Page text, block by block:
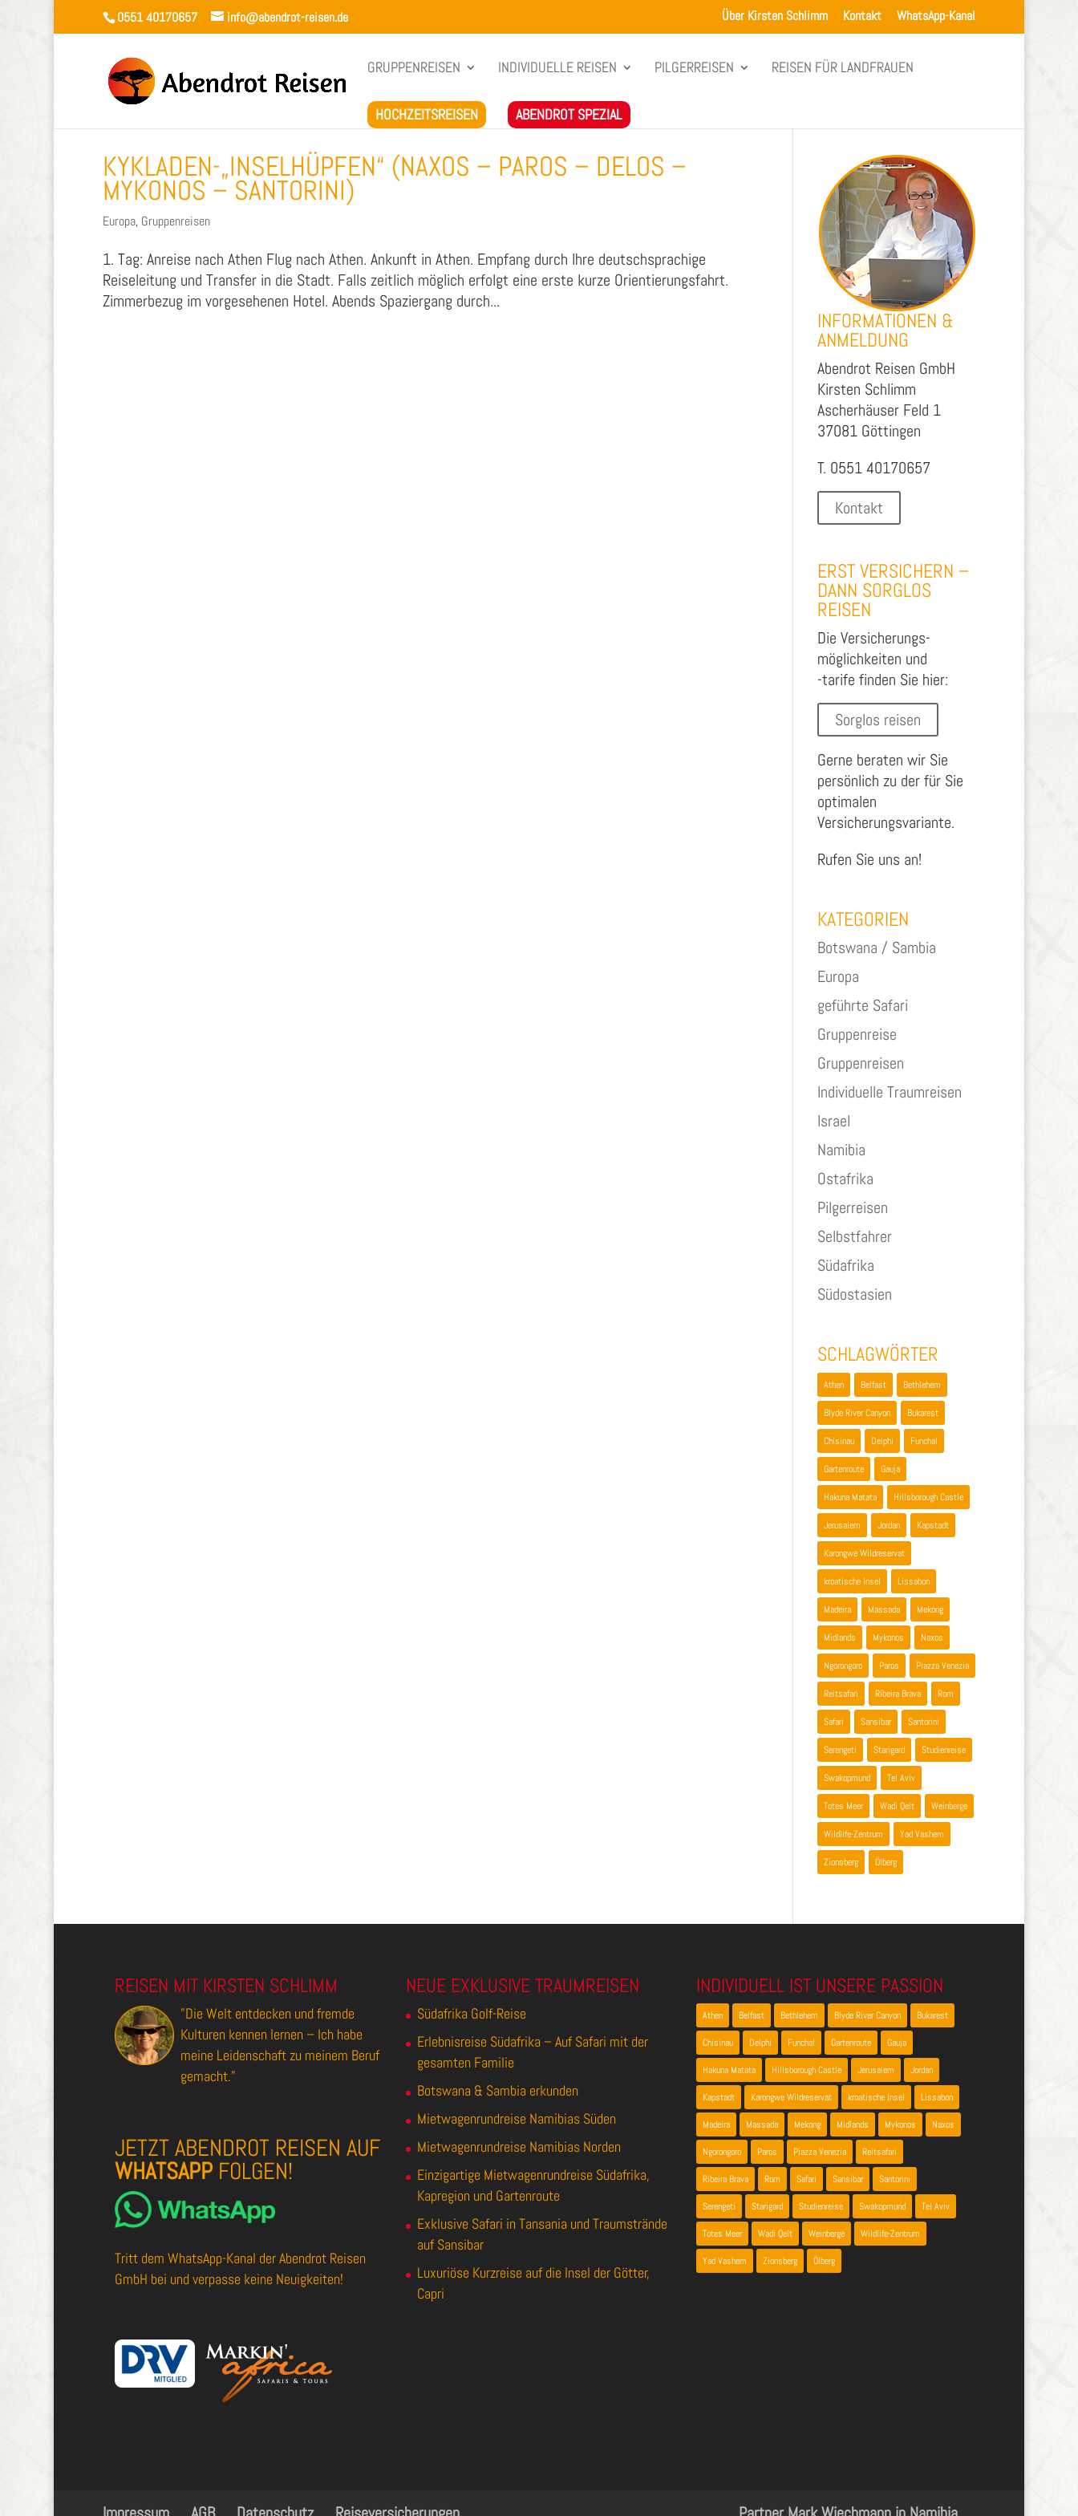
0551 40170657 info@abendrot-reisen.de Über Kirsten Schlimm Kontakt WhatsApp-Kanal
GRUPPENREISEN INDIVIDUELLE REISEN PILGERREISEN REISEN FÜR LANDFRAUEN
HOCHZEITSREISEN ABENDROT SPEZIAL
KYKLADEN-„INSELHÜPFEN“ (NAXOS – PAROS – DELOS –
MYKONOS – SANTORINI)
Europa, Gruppenreisen
1. Tag: Anreise nach Athen Flug nach Athen. Ankunft in Athen. Empfang durch Ihre deutschsprachige
Reiseleitung und Transfer in die Stadt. Falls zeitlich möglich erfolgt eine erste kurze Orientierungsfahrt.
Zimmerbezug im vorgesehenen Hotel. Abends Spaziergang durch...
INFORMATIONEN &
ANMELDUNG
Abendrot Reisen GmbH
Kirsten Schlimm
Ascherhäuser Feld 1
37081 Göttingen
T. 0551 40170657
Kontakt
ERST VERSICHERN –
DANN SORGLOS
REISEN
Die Versicherungs-
möglichkeiten und
-tarife finden Sie hier:
Sorglos reisen
Gerne beraten wir Sie
persönlich zu der für Sie
optimalen
Versicherungsvariante.
Rufen Sie uns an!
KATEGORIEN
Botswana / Sambia
Europa
geführte Safari
Gruppenreise
Gruppenreisen
Individuelle Traumreisen
Israel
Namibia
Ostafrika
Pilgerreisen
Selbstfahrer
Südafrika
Südostasien
SCHLAGWÖRTER
Athen Belfast Bethlehem
Blyde River Canyon Bukarest
Chisinau Delphi Funchal
Gartenroute Gauja
Hakuna Matata Hillsborough Castle
Jerusalem Jordan Kapstadt
Karongwe Wildreservat
kroatische Insel Lissabon
Madeira Massada Mekong
Midlands Mykonos Naxos
Ngorongoro Paros Piazza Venezia
Reitsafari Ribeira Brava Rom
Safari Sansibar Santorini
Serengeti Starigard Studienreise
Swakopmund Tel Aviv
Totes Meer Wadi Qelt Weinberge
Wildlife-Zentrum Yad Vashem
Zionsberg Ölberg
REISEN MIT KIRSTEN SCHLIMM
"Die Welt entdecken und fremde
Kulturen kennen lernen – Ich habe
meine Leidenschaft zu meinem Beruf
gemacht."
JETZT ABENDROT REISEN AUF
WHATSAPPFOLGEN!
Tritt dem WhatsApp-Kanal der Abendrot Reisen
GmbH bei und verpasse keine Neuigkeiten!
NEUE EXKLUSIVE TRAUMREISEN
Südafrika Golf-Reise
Erlebnisreise Südafrika – Auf Safari mit der
gesamten Familie
Botswana & Sambia erkunden
Mietwagenrundreise Namibias Süden
Mietwagenrundreise Namibias Norden
Einzigartige Mietwagenrundreise Südafrika,
Kapregion und Gartenroute
Exklusive Safari in Tansania und Traumstrände
auf Sansibar
Luxuriöse Kurzreise auf die Insel der Götter,
Capri
INDIVIDUELL IST UNSERE PASSION
Athen Belfast Bethlehem Blyde River Canyon Bukarest
Chisinau Delphi Funchal Gartenroute Gauja
Hakuna Matata Hillsborough Castle Jerusalem Jordan
Kapstadt Karongwe Wildreservat kroatische Insel Lissabon
Madeira Massada Mekong Midlands Mykonos Naxos
Ngorongoro Paros Piazza Venezia Reitsafari
Ribeira Brava Rom Safari Sansibar Santorini
Serengeti Starigard Studienreise Swakopmund Tel Aviv
Totes Meer Wadi Qelt Weinberge Wildlife-Zentrum
Yad Vashem Zionsberg Ölberg